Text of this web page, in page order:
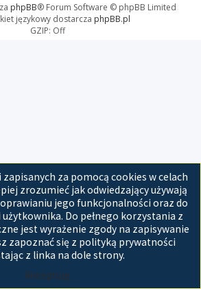
za pomocą cookies w celach
zrozumieć jak odwiedzający używają
jego funkcjonalności oraz do
Do pełnego korzystania z
jest wyrażenie zgody na zapisywanie
zapoznać się z polityką prywatności
z linka na dole strony.
Akceptuję
phpBB® Forum Software © phpBB Limited
językowy dostarcza phpBB.pl
GZIP: Off